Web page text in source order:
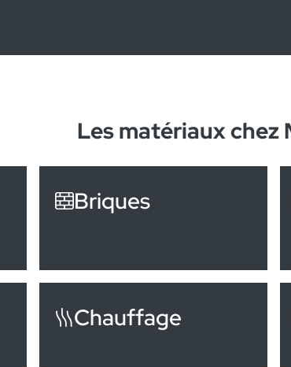
Les matériaux chez
Briques
Chauffage